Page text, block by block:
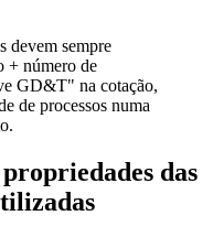
devem sempre
+ número de
GD&T" na cotação,
de processos numa
das